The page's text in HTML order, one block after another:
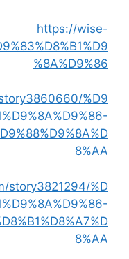
https://wise-
%8A%D9%86
%D9
8%AA
story3821294/%D
8%AA